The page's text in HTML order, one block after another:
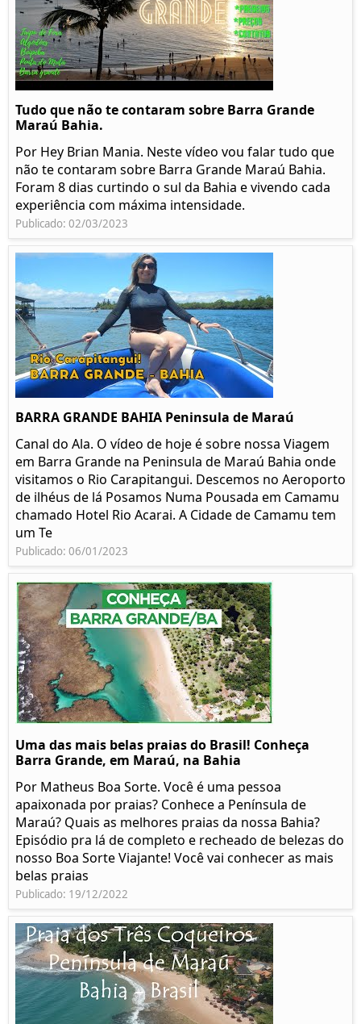
Tudo que não te contaram sobre Barra Grande
Maraú Bahia.
Por Hey Brian Mania. Neste vídeo vou falar tudo que
não te contaram sobre Barra Grande Maraú Bahia.
Foram 8 dias curtindo o sul da Bahia e vivendo cada
experiência com máxima intensidade.
Publicado: 02/03/2023
BARRA GRANDE BAHIA Peninsula de Maraú
Canal do Ala. O vídeo de hoje é sobre nossa Viagem
em Barra Grande na Peninsula de Maraú Bahia onde
visitamos o Rio Carapitangui. Descemos no Aeroporto
de ilhéus de lá Posamos Numa Pousada em Camamu
chamado Hotel Rio Acarai. A Cidade de Camamu tem
um Te
Publicado: 06/01/2023
Uma das mais belas praias do Brasil! Conheça
Barra Grande, em Maraú, na Bahia
Por Matheus Boa Sorte. Você é uma pessoa
apaixonada por praias? Conhece a Península de
Maraú? Quais as melhores praias da nossa Bahia?
Episódio pra lá de completo e recheado de belezas do
nosso Boa Sorte Viajante! Você vai conhecer as mais
belas praias
Publicado: 19/12/2022